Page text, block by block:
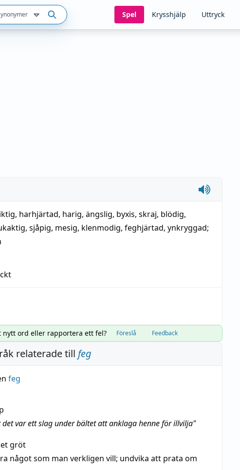
Spel Krysshjälp Uttryck
, harhjärtad, harig, ängslig, byxis, skraj, blödig,
, sjåpig, mesig, klenmodig, feghjärtad, ynkryggad;
nytt ord eller rapportera ett fel? Föreslå Feedback
relaterade till feg
feg
det var ett slag under bältet att anklaga henne för illvilja"
gröt
något som man verkligen vill; undvika att prata om